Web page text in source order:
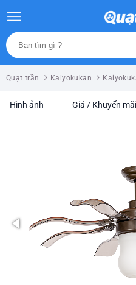
Quạt trần Kaiyokukan
Hình ảnh Giá / Khuyến mãi